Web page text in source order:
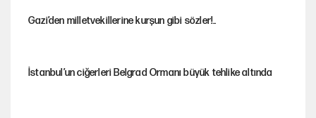
Gazi’den milletvekillerine kurşun gibi sözler!..
İstanbul’un ciğerleri Belgrad Ormanı büyük tehlike altında